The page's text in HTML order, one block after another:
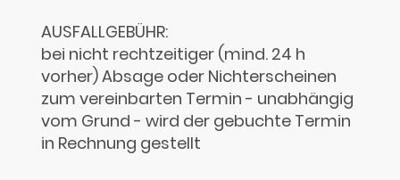
AUSFALLGEBÜHR:
bei nicht rechtzeitiger (mind. 24 h
vorher) Absage oder Nichterscheinen
zum vereinbarten Termin - unabhängig
vom Grund - wird der gebuchte Termin
in Rechnung gestellt